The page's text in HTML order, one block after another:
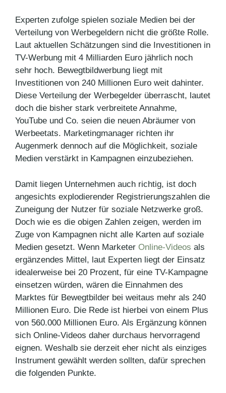
Experten zufolge spielen soziale Medien bei der
Verteilung von Werbegeldern nicht die größte Rolle.
Laut aktuellen Schätzungen sind die Investitionen in
TV-Werbung mit 4 Milliarden Euro jährlich noch
sehr hoch. Bewegtbildwerbung liegt mit
Investitionen von 240 Millionen Euro weit dahinter.
Diese Verteilung der Werbegelder überrascht, lautet
doch die bisher stark verbreitete Annahme,
YouTube und Co. seien die neuen Abräumer von
Werbeetats. Marketingmanager richten ihr
Augenmerk dennoch auf die Möglichkeit, soziale
Medien verstärkt in Kampagnen einzubeziehen.
Damit liegen Unternehmen auch richtig, ist doch
angesichts explodierender Registrierungszahlen die
Zuneigung der Nutzer für soziale Netzwerke groß.
Doch wie es die obigen Zahlen zeigen, werden im
Zuge von Kampagnen nicht alle Karten auf soziale
Medien gesetzt. Wenn Marketer Online-Videos als
ergänzendes Mittel, laut Experten liegt der Einsatz
idealerweise bei 20 Prozent, für eine TV-Kampagne
einsetzen würden, wären die Einnahmen des
Marktes für Bewegtbilder bei weitaus mehr als 240
Millionen Euro. Die Rede ist hierbei von einem Plus
von 560.000 Millionen Euro. Als Ergänzung können
sich Online-Videos daher durchaus hervorragend
eignen. Weshalb sie derzeit eher nicht als einziges
Instrument gewählt werden sollten, dafür sprechen
die folgenden Punkte.